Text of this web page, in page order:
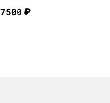
7500₽